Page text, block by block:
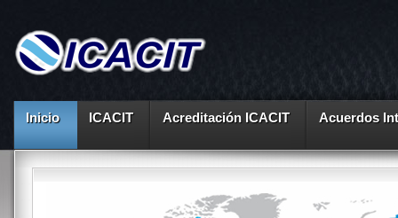
Inicio ICACIT Acreditación ICACIT Acuerdos